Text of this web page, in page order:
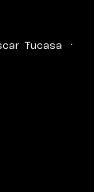
Tucasa